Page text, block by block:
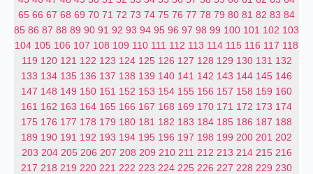
65 66 67 68 69 70 71 72 73 74 75 76 77 78 79 80 81 82 83 84
85 86 87 88 89 90 91 92 93 94 95 96 97 98 99 100 101 102 103
104 105 106 107 108 109 110 111 112 113 114 115 116 117 118
119 120 121 122 123 124 125 126 127 128 129 130 131 132
133 134 135 136 137 138 139 140 141 142 143 144 145 146
147 148 149 150 151 152 153 154 155 156 157 158 159 160
161 162 163 164 165 166 167 168 169 170 171 172 173 174
175 176 177 178 179 180 181 182 183 184 185 186 187 188
189 190 191 192 193 194 195 196 197 198 199 200 201 202
203 204 205 206 207 208 209 210 211 212 213 214 215 216
217 218 219 220 221 222 223 224 225 226 227 228 229 230